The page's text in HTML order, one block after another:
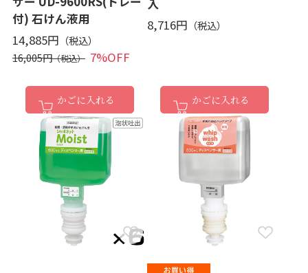
付) 石けん液用
14,885円
16,005円 7%OFF
かごに入れる
入
8,716円
かごに入れる